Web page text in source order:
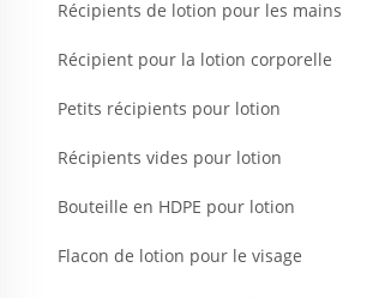
Récipients de lotion pour les mains
Récipient pour la lotion corporelle
Petits récipients pour lotion
Récipients vides pour lotion
Bouteille en HDPE pour lotion
Flacon de lotion pour le visage